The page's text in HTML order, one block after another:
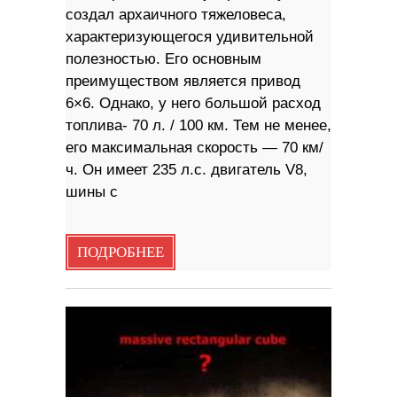
создал архаичного тяжеловеса,
характеризующегося удивительной
полезностью. Его основным
преимуществом является привод
6×6. Однако, у него большой расход
топлива- 70 л. / 100 км. Тем не менее,
его максимальная скорость — 70 км/
ч. Он имеет 235 л.с. двигатель V8,
шины с
ПОДРОБНЕЕ